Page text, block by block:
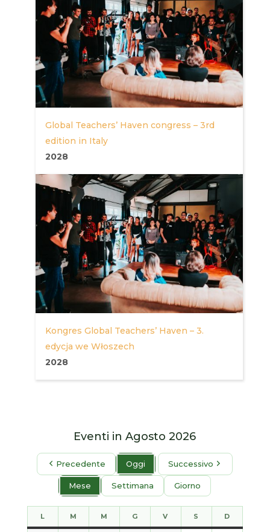
Global Teachers’ Haven congress – 3rd
edition in Italy
2028
Kongres Global Teachers’ Haven – 3.
edycja we Włoszech
2028
Eventi in Agosto 2026
Precedente Oggi Successivo
Mese Settimana Giorno
L LUNEDÌ
M MARTEDÌ
M MERCOLEDÌ
G GIOVEDÌ
V VENERDÌ
S SABATO
D